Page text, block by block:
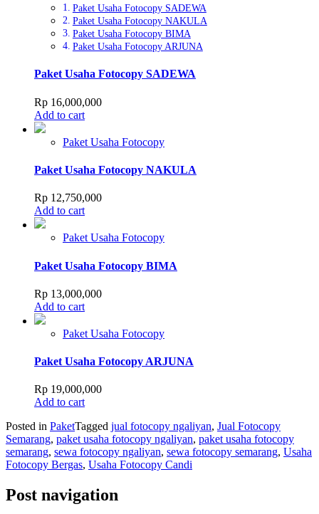
Paket Usaha Fotocopy SADEWA
Paket Usaha Fotocopy NAKULA
Paket Usaha Fotocopy BIMA
Paket Usaha Fotocopy ARJUNA
Paket Usaha Fotocopy SADEWA
Rp 16,000,000
Add to cart
Paket Usaha Fotocopy
Paket Usaha Fotocopy NAKULA
Rp 12,750,000
Add to cart
Paket Usaha Fotocopy
Paket Usaha Fotocopy BIMA
Rp 13,000,000
Add to cart
Paket Usaha Fotocopy
Paket Usaha Fotocopy ARJUNA
Rp 19,000,000
Add to cart
Posted in PaketTagged jual fotocopy ngaliyan, Jual Fotocopy
Semarang, paket usaha fotocopy ngaliyan, paket usaha fotocopy
semarang, sewa fotocopy ngaliyan, sewa fotocopy semarang, Usaha
Fotocopy Bergas, Usaha Fotocopy Candi
Post navigation